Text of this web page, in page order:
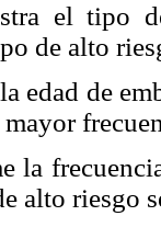
el tipo
de alto
edad de
la
alto riesgo